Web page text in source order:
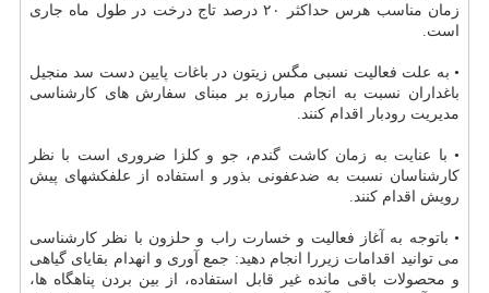
زمان مناسب هرس حداكثر ۲۰ درصد تاج درخت در طول ماه جاری
است.
• به علت فعالیت نسبی مگس زیتون در باغات پایین دست سد منجیل
باغداران نسبت به انجام مبارزه بر مبنای سفارش های كارشناسی
مدیریت رودبار اقدام كنند.
• با عنایت به زمان كاشت گندم، جو و كلزا ضروری است با نظر
كارشناسان نسبت به ضدعفونی بذور و استفاده از علفكشهای پیش
رویش اقدام كنند.
• باتوجه به آغاز فعالیت و خسارت راب و حلزون با نظر كارشناسی
می توانید اقدامات زیررا انجام دهید: جمع آوری و انهدام بقایای گیاهی
و محصولات باقی مانده غیر قابل استفاده، از بین بردن پناهگاه ها،